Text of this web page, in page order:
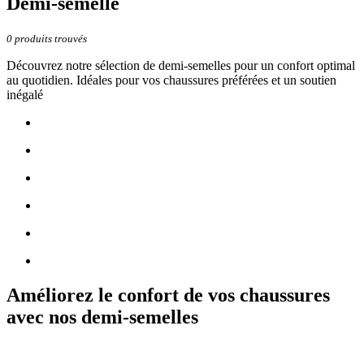
0 produits trouvés
Découvrez notre sélection de demi-semelles pour un confort optimal
au quotidien. Idéales pour vos chaussures préférées et un soutien
inégalé
Améliorez le confort de vos chaussures
avec nos demi-semelles